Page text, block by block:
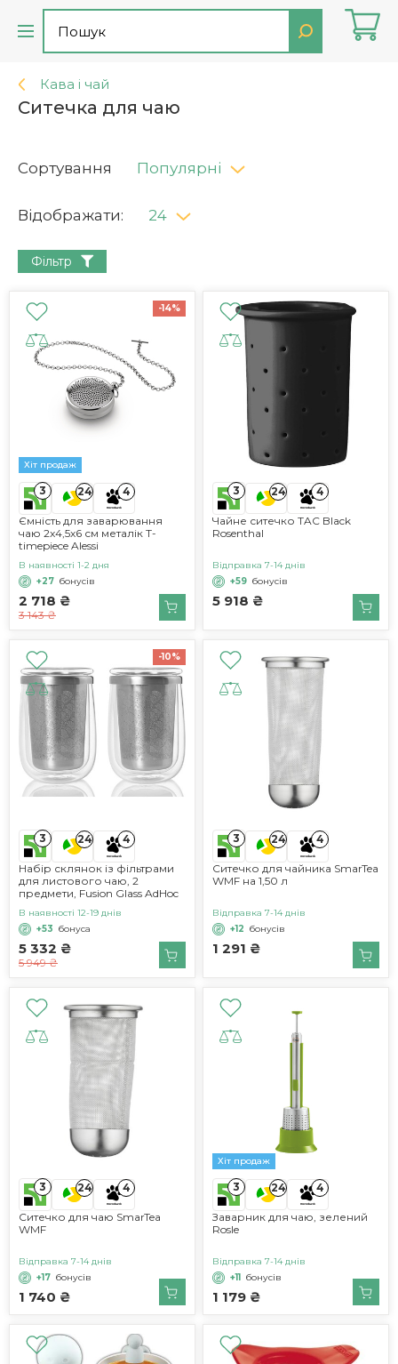
Кава і чай
Ситечка для чаю
Сортування Популярні
Відображати: 24
Фільтр
Хіт продаж
3 24 4
Ємність для заварювання
чаю 2x4,5x6 см металік T-
timepiece Alessi
-14%
2 718 ₴
3 143 ₴
В наявності 1-2 дня
+27 бонусів
3 24 4
Чайне ситечко TAC Black
Rosenthal
5 918 ₴
Відправка 7-14 днів
+59 бонусів
3 24 4
Набір склянок із фільтрами
для листового чаю, 2
предмети, Fusion Glass AdHoc
-10%
5 332 ₴
5 949 ₴
В наявності 12-19 днів
+53 бонуса
3 24 4
Ситечко для чайника SmarTea
WMF на 1,50 л
1 291 ₴
Відправка 7-14 днів
+12 бонусів
3 24 4
Ситечко для чаю SmarTea
WMF
1 740 ₴
Відправка 7-14 днів
+17 бонусів
Хіт продаж
3 24 4
Заварник для чаю, зелений
Rosle
1 179 ₴
Відправка 7-14 днів
+11
бонусів